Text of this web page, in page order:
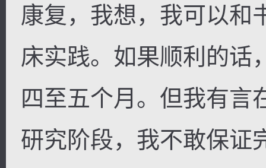
康复，我想，我可以和
床实践。如果顺利的话
四至五个月。但我有言
研究阶段，我不敢保证